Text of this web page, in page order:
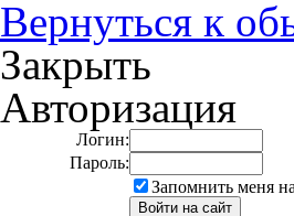
Вернуться к
Закрыть
Авторизация
Логин:
Пароль:
Запомнить меня